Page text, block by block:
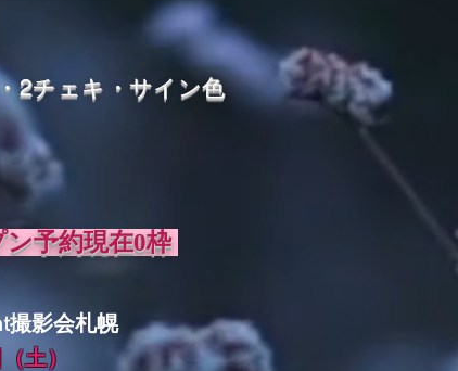
2チェキ・サイン色
ン予約現在0枠
撮影会札幌​
土）